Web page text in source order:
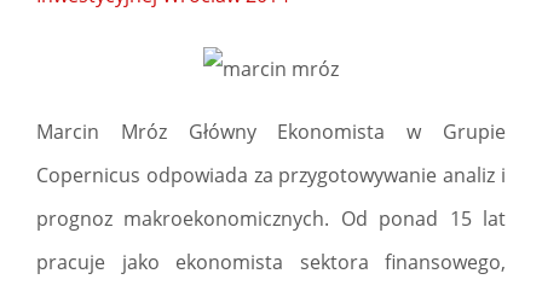
Marcin Mróz Główny Ekonomista w Grupie
Copernicus odpowiada za przygotowywanie analiz i
prognoz makroekonomicznych. Od ponad 15 lat
pracuje jako ekonomista sektora finansowego,